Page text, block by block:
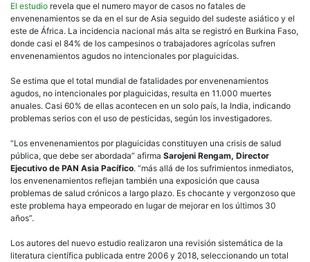
El estudio revela que el numero mayor de casos no fatales de
envenenamientos se da en el sur de Asia seguido del sudeste asiático y el
este de África. La incidencia nacional más alta se registró en Burkina Faso,
donde casi el 84% de los campesinos o trabajadores agrícolas sufren
envenenamientos agudos no intencionales por plaguicidas.
Se estima que el total mundial de fatalidades por envenenamientos
agudos, no intencionales por plaguicidas, resulta en 11.000 muertes
anuales. Casi 60% de ellas acontecen en un solo país, la India, indicando
problemas serios con el uso de pesticidas, según los investigadores.
“Los envenenamientos por plaguicidas constituyen una crisis de salud
pública, que debe ser abordada” afirma Sarojeni Rengam, Director
Ejecutivo de PAN Asia Pacífico. “más allá de los sufrimientos inmediatos,
los envenenamientos reflejan también una exposición que causa
problemas de salud crónicos a largo plazo. Es chocante y vergonzoso que
este problema haya empeorado en lugar de mejorar en los últimos 30
años”.
Los autores del nuevo estudio realizaron una revisión sistemática de la
literatura científica publicada entre 2006 y 2018, seleccionando un total